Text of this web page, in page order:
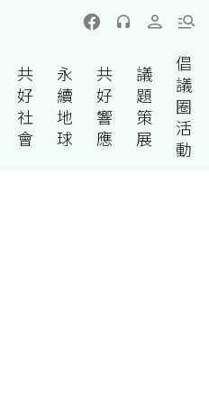
共
好
社
會
永
續
地
球
共
好
響
應
議
題
策
展
倡
議
圈
活
動